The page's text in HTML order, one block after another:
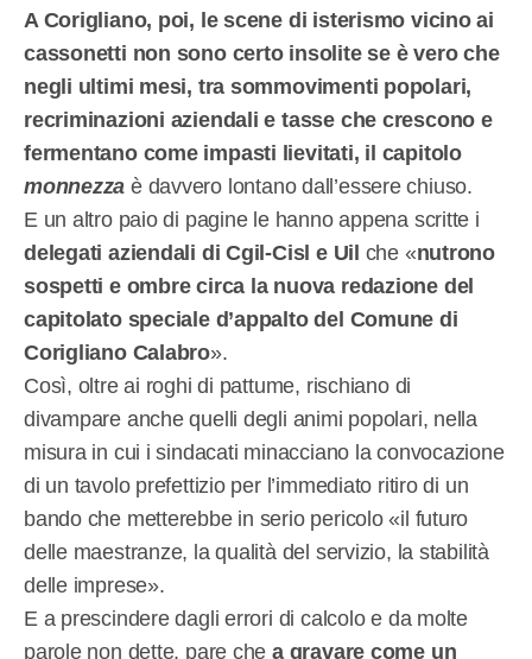
A Corigliano, poi, le scene di isterismo vicino ai
cassonetti non sono certo insolite se è vero che
negli ultimi mesi, tra sommovimenti popolari,
recriminazioni aziendali e tasse che crescono e
fermentano come impasti lievitati, il capitolo
monnezzaè davvero lontano dall’essere chiuso.
E un altro paio di pagine le hanno appena scritte i
delegati aziendali di Cgil-Cisl e Uil che «nutrono
sospetti e ombre circa la nuova redazione del
capitolato speciale d’appalto del Comune di
Corigliano Calabro».
Così, oltre ai roghi di pattume, rischiano di
divampare anche quelli degli animi popolari, nella
misura in cui i sindacati minacciano la convocazione
di un tavolo prefettizio per l’immediato ritiro di un
bando che metterebbe in serio pericolo «il futuro
delle maestranze, la qualità del servizio, la stabilità
delle imprese».
E a prescindere dagli errori di calcolo e da molte
parole non dette, pare chea gravare come un